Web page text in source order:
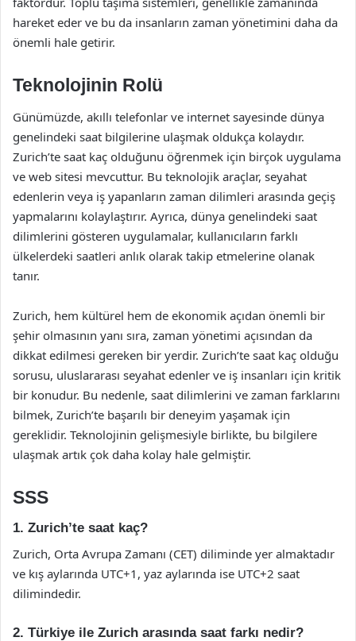
hareket eder ve bu da insanların zaman yönetimini daha da
önemli hale getirir.
Teknolojinin Rolü
Günümüzde, akıllı telefonlar ve internet sayesinde dünya
genelindeki saat bilgilerine ulaşmak oldukça kolaydır.
Zurich’te saat kaç olduğunu öğrenmek için birçok uygulama
ve web sitesi mevcuttur. Bu teknolojik araçlar, seyahat
edenlerin veya iş yapanların zaman dilimleri arasında geçiş
yapmalarını kolaylaştırır. Ayrıca, dünya genelindeki saat
dilimlerini gösteren uygulamalar, kullanıcıların farklı
ülkelerdeki saatleri anlık olarak takip etmelerine olanak
tanır.
Zurich, hem kültürel hem de ekonomik açıdan önemli bir
şehir olmasının yanı sıra, zaman yönetimi açısından da
dikkat edilmesi gereken bir yerdir. Zurich’te saat kaç olduğu
sorusu, uluslararası seyahat edenler ve iş insanları için kritik
bir konudur. Bu nedenle, saat dilimlerini ve zaman farklarını
bilmek, Zurich’te başarılı bir deneyim yaşamak için
gereklidir. Teknolojinin gelişmesiyle birlikte, bu bilgilere
ulaşmak artık çok daha kolay hale gelmiştir.
SSS
1. Zurich’te saat kaç?
Zurich, Orta Avrupa Zamanı (CET) diliminde yer almaktadır
ve kış aylarında UTC+1, yaz aylarında ise UTC+2 saat
dilimindedir.
2. Türkiye ile Zurich arasında saat farkı nedir?